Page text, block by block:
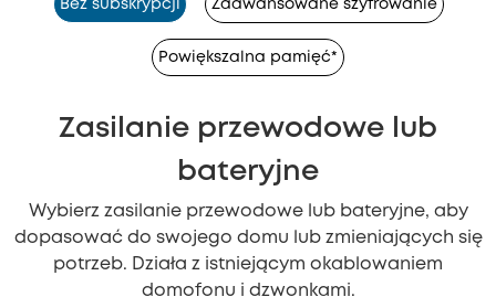
Bez subskrypcji Zaawansowane szyfrowanie
Powiększalna pamięć*
Zasilanie przewodowe lub
bateryjne
Wybierz zasilanie przewodowe lub bateryjne, aby
dopasować do swojego domu lub zmieniających się
potrzeb. Działa z istniejącym okablowaniem
domofonu i dzwonkami.